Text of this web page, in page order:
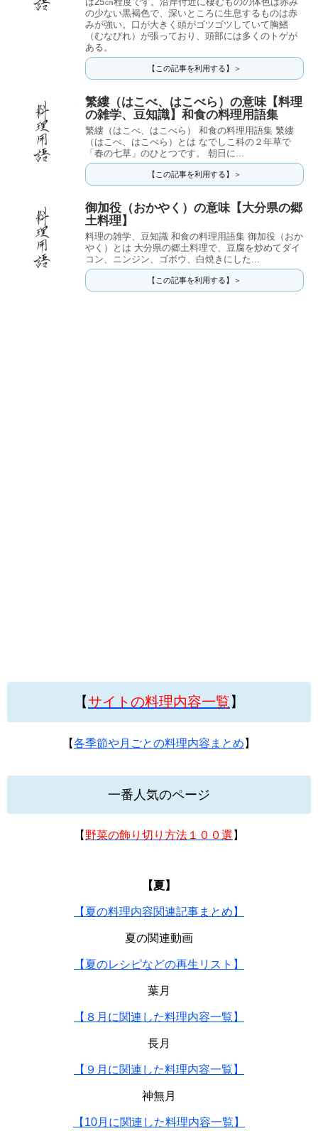
の少ない黒褐色で、深いところに生息するものは赤
みが強い。口が大きく頭がゴツゴツしていて胸鰭
（むなびれ）が張っており、頭部には多くのトゲが
ある。
【この記事を利用する】＞
繁縷（はこべ、はこべら）の意味【料理
の雑学、豆知識】和食の料理用語集
繁縷（はこべ、はこべら） 和食の料理用語集 繁縷
（はこべ、はこべら）とは なでしこ科の２年草で
「春の七草」のひとつです。 朝日に...
【この記事を利用する】＞
御加役（おかやく）の意味【大分県の郷
土料理】
料理の雑学、豆知識 和食の料理用語集 御加役（おか
やく）とは 大分県の郷土料理で、豆腐を炒めてダイ
コン、ニンジン、ゴボウ、白焼きにした...
【この記事を利用する】＞
【サイトの料理内容一覧】
【各季節や月ごとの料理内容まとめ 】
一番人気のページ
【 野菜の飾り切り方法１００選 】
【夏】
【夏の料理内容関連記事まとめ】
夏の関連動画
【夏のレシピなどの再生リスト】
葉月
【８月に関連した料理内容一覧】
長月
【９月に関連した料理内容一覧】
神無月
【10月に関連した料理内容一覧】